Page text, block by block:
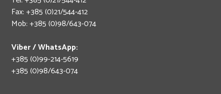
Fax: +385 (0)21/544-412
Mob: +385 (0)98/643-074
Viber / WhatsApp:
+385 (0)99-214-5619
+385 (0)98/643-074